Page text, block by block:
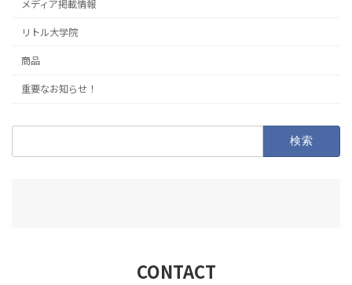
メディア掲載情報
リトル大学院
商品
重要なお知らせ！
検
CONTACT